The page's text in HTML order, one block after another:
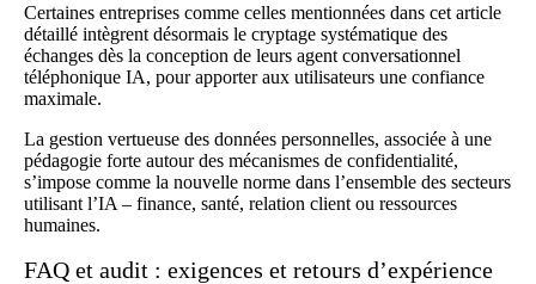
Certaines entreprises comme celles mentionnées dans cet article
détaillé intègrent désormais le cryptage systématique des
échanges dès la conception de leurs agent conversationnel
téléphonique IA, pour apporter aux utilisateurs une confiance
maximale.
La gestion vertueuse des données personnelles, associée à une
pédagogie forte autour des mécanismes de confidentialité,
s’impose comme la nouvelle norme dans l’ensemble des secteurs
utilisant l’IA – finance, santé, relation client ou ressources
humaines.
FAQ et audit : exigences et retours d’expérience